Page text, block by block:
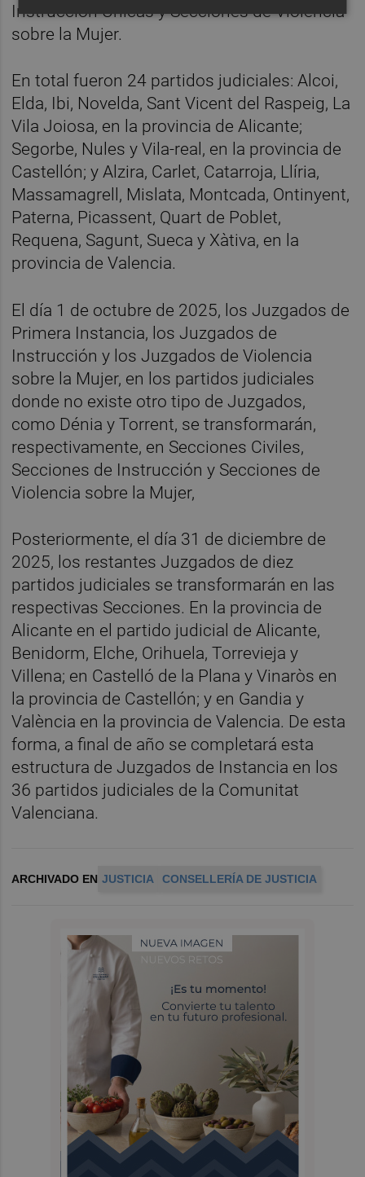
Instrucción Únicas y Secciones de Violencia
sobre la Mujer.
En total fueron 24 partidos judiciales: Alcoi,
Elda, Ibi, Novelda, Sant Vicent del Raspeig, La
Vila Joiosa, en la provincia de Alicante;
Segorbe, Nules y Vila-real, en la provincia de
Castellón; y Alzira, Carlet, Catarroja, Llíria,
Massamagrell, Mislata, Montcada, Ontinyent,
Paterna, Picassent, Quart de Poblet,
Requena, Sagunt, Sueca y Xàtiva, en la
provincia de Valencia.
El día 1 de octubre de 2025, los Juzgados de
Primera Instancia, los Juzgados de
Instrucción y los Juzgados de Violencia
sobre la Mujer, en los partidos judiciales
donde no existe otro tipo de Juzgados,
como Dénia y Torrent, se transformarán,
respectivamente, en Secciones Civiles,
Secciones de Instrucción y Secciones de
Violencia sobre la Mujer,
Posteriormente, el día 31 de diciembre de
2025, los restantes Juzgados de diez
partidos judiciales se transformarán en las
respectivas Secciones. En la provincia de
Alicante en el partido judicial de Alicante,
Benidorm, Elche, Orihuela, Torrevieja y
Villena; en Castelló de la Plana y Vinaròs en
la provincia de Castellón; y en Gandia y
València en la provincia de Valencia. De esta
forma, a final de año se completará esta
estructura de Juzgados de Instancia en los
36 partidos judiciales de la Comunitat
Valenciana.
ARCHIVADO EN JUSTICIA CONSELLERÍA DE JUSTICIA